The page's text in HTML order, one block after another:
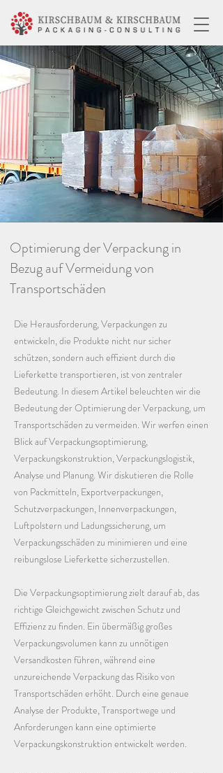
Die Herausforderung, Verpackungen zu
entwickeln, die Produkte nicht nur sicher
schützen, sondern auch effizient durch die
Lieferkette transportieren, ist von zentraler
Bedeutung. In diesem Artikel beleuchten wir die
Bedeutung der Optimierung der Verpackung, um
Transportschäden zu vermeiden. Wir werfen einen
Blick auf Verpackungsoptimierung,
Verpackungskonstruktion, Verpackungslogistik,
Analyse und Planung. Wir diskutieren die Rolle
von Packmitteln, Exportverpackungen,
Schutzverpackungen, Innenverpackungen,
Luftpolstern und Ladungssicherung, um
Verpackungsschäden zu minimieren und eine
reibungslose Lieferkette sicherzustellen.
Die Verpackungsoptimierung zielt darauf ab, das
richtige Gleichgewicht zwischen Schutz und
Effizienz zu finden. Ein übermäßig großes
Verpackungsvolumen kann zu unnötigen
Versandkosten führen, während eine
unzureichende Verpackung das Risiko von
Transportschäden erhöht. Durch eine genaue
Analyse der Produkte, Transportwege und
Anforderungen kann eine optimierte
Verpackungskonstruktion entwickelt werden.
Optimierung der Verpackung in
Bezug auf Vermeidung von
Transportschäden